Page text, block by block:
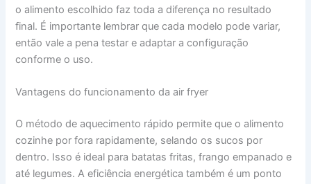
o alimento escolhido faz toda a diferença no resultado
final. É importante lembrar que cada modelo pode variar,
então vale a pena testar e adaptar a configuração
conforme o uso.
Vantagens do funcionamento da air fryer
O método de aquecimento rápido permite que o alimento
cozinhe por fora rapidamente, selando os sucos por
dentro. Isso é ideal para batatas fritas, frango empanado e
até legumes. A eficiência energética também é um ponto